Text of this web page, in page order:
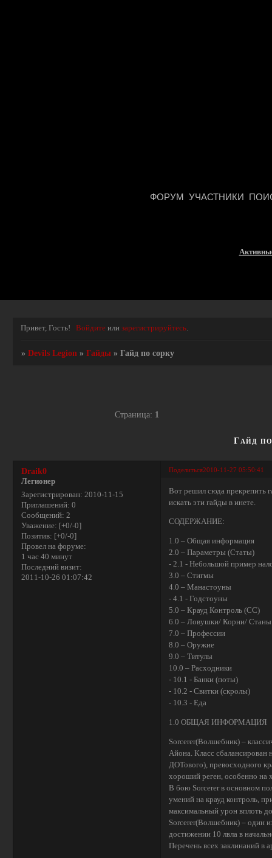
ФОРУМ УЧАСТНИКИ
Привет, Гость! Войдите илизарегистрируйтесь.
»Devils Legion »Гайды »Гайд по сорку
Гайд
Страница: 1
Поделиться2010-11-27 05:50:41
Draik0
Легионер
Зарегистрирован: 2010-11-15
Приглашений: 0
Сообщений: 2
Уважение: [+0/-0]
Позитив: [+0/-0]
Провел на форуме:
1 час 40 минут
Последний визит:
2011-10-26 01:07:42
Вот решил сюда прекрепить
искать эти гайды в инете.
СОДЕРЖАНИЕ:
1.0 – Общая информация
2.0 – Параметры (Статы)
- 2.1 - Небольшой пример
3.0 – Стигмы
4.0 – Манастоуны
- 4.1 - Годстоуны
5.0 – Крауд Контроль (СС)
6.0 – Ловушки/ Корни/
7.0 – Профессии
8.0 – Оружие
9.0 – Титулы
10.0 – Расходники
- 10.1 - Банки (поты)
- 10.2 - Свитки (скролы)
- 10.3 - Еда
1.0 ОБЩАЯ ИНФОРМАЦИЯ
Sorcerer(Волшебник) –
Айона. Класс сбалансирован
ДОТового), превосходного
хороший реген, особенно на
В бою Sorcerer в основном
умений на крауд контроль,
максимальный урон вплоть
Sorcerer(Волшебник) – один
достижении 10 лвла в
Перечень всех заклинаний в